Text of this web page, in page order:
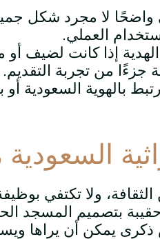
واضحًا لا مجرد شكل
العملي.
إذا كانت لضيف أو
جزءًا من تجربة التقديم.
بالهوية السعودية
الثقافة، ولا تكتفي
بتصميم المسجد
يمكن أن يراها